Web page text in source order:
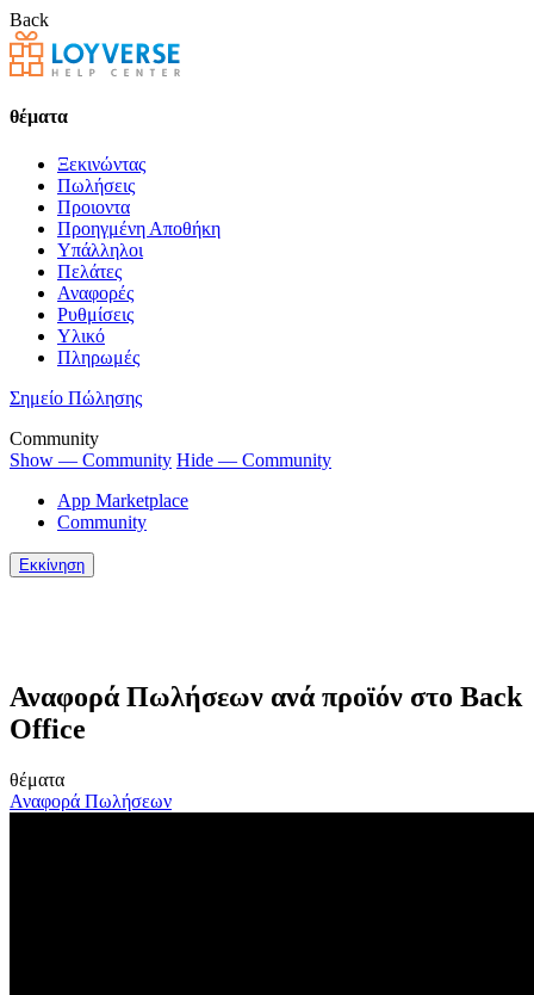
Back
θέματα
Ξεκινώντας
Πωλήσεις
Προιοντα
Προηγμένη Αποθήκη
Υπάλληλοι
Πελάτες
Αναφορές
Ρυθμίσεις
Υλικό
Πληρωμές
Σημείο Πώλησης
Community
Show — Community Hide — Community
App Marketplace
Community
Εκκίνηση
Αναφορά Πωλήσεων ανά προϊόν στο Back
Office
θέματα
Αναφορά Πωλήσεων